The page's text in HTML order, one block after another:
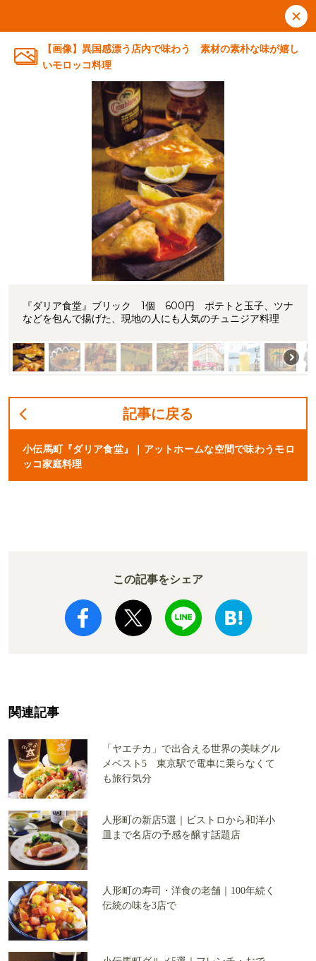
【画像】異国感漂う店内で味わう 素材の素朴な味が嬉し
いモロッコ料理
『ダリア食堂』ブリック 1個 600円 ポテトと玉子、ツナ
などを包んで揚げた、現地の人にも人気のチュニジア料理
記事に戻る
小伝馬町『ダリア食堂』｜アットホームな空間で味わうモロ
ッコ家庭料理
この記事をシェア
関連記事
「ヤエチカ」で出合える世界の美味グル
メベスト5 東京駅で電車に乗らなくて
も旅行気分
人形町の新店5選｜ビストロから和洋小
皿まで名店の予感を醸す話題店
人形町の寿司・洋食の老舗｜100年続く
伝統の味を3店で